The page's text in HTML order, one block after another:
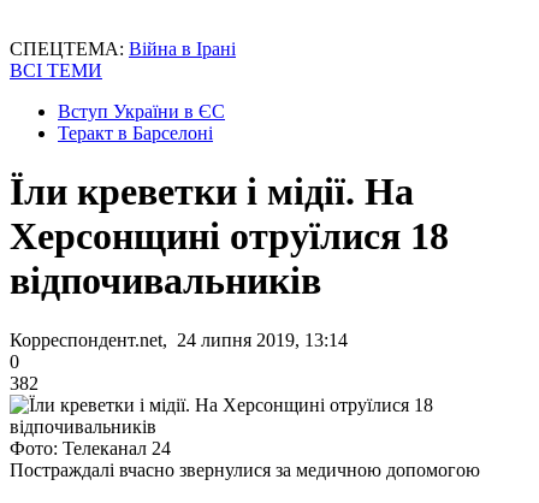
СПЕЦТЕМА: Війна в Ірані
ВСІ ТЕМИ
Вступ України в ЄС
Теракт в Барселоні
Їли креветки і мідії. На
Херсонщині отруїлися 18
відпочивальників
Корреспондент.net, 24 липня 2019, 13:14
0
382
Фото: Телеканал 24
Постраждалі вчасно звернулися за медичною допомогою